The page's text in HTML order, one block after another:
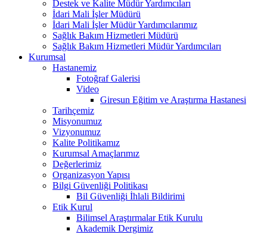
Destek ve Kalite Müdür Yardımcıları
İdari Mali İşler Müdürü
İdari Mali İşler Müdür Yardımcılarımız
Sağlık Bakım Hizmetleri Müdürü
Sağlık Bakım Hizmetleri Müdür Yardımcıları
Kurumsal
Hastanemiz
Fotoğraf Galerisi
Video
Giresun Eğitim ve Araştırma Hastanesi
Tarihçemiz
Misyonumuz
Vizyonumuz
Kalite Politikamız
Kurumsal Amaçlarımız
Değerlerimiz
Organizasyon Yapısı
Bilgi Güvenliği Politikası
Bil Güvenliği İhlali Bildirimi
Etik Kurul
Bilimsel Araştırmalar Etik Kurulu
Akademik Dergimiz